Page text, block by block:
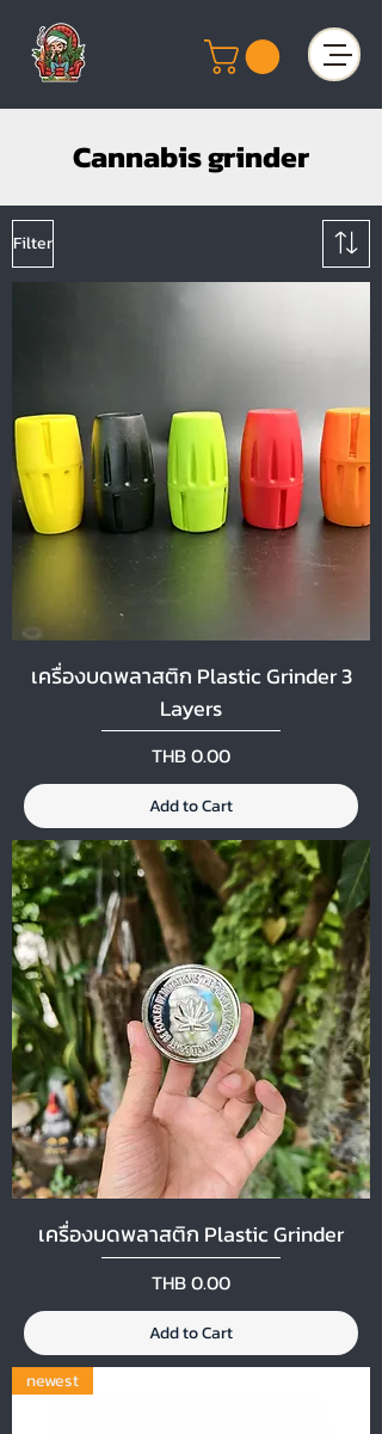
Cannabis grinder
Filter
เครื่องบดพลาสติก Plastic Grinder 3
Layers
Price
THB 0.00
Add to Cart
เครื่องบดพลาสติก Plastic Grinder
Price
THB 0.00
Add to Cart
newest